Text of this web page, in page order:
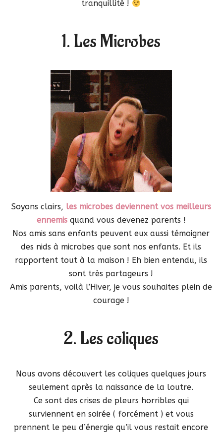
tranquillité !
1. Les Microbes
Soyons clairs, les microbes deviennent vos meilleurs
ennemisquand vous devenez parents !
Nos amis sans enfants peuvent eux aussi témoigner
des nids à microbes que sont nos enfants. Et ils
rapportent tout à la maison ! Eh bien entendu, ils
sont très partageurs !
Amis parents, voilà l’Hiver, je vous souhaites plein de
courage !
2. Les coliques
Nous avons découvert les coliques quelques jours
seulement après la naissance de la loutre.
Ce sont des crises de pleurs horribles qui
surviennent en soirée ( forcément ) et vous
prennent le peu d’énergie qu’il vous restait encore